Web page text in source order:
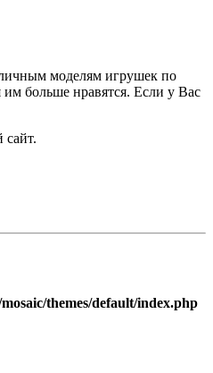
моделям игрушек по
больше нравятся. Если у Вас
сайт.
themes/default/index.php